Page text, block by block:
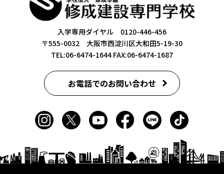
入学専用ダイヤル 0120-446-456
〒555-0032 大阪市西淀川区大和田5-19-30
TEL:06-6474-1644FAX:06-6474-1687
お電話でのお問い合わせ